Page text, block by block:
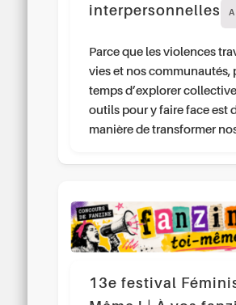
interpersonnelles
Parce que les violences
vies et nos communautés,
temps d’explorer
outils pour y faire face est
manière de transformer
13e festival